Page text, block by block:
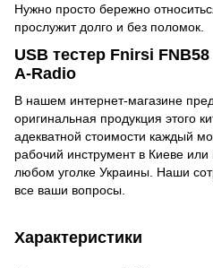
Нужно просто бережно
прослужит долго и без поломок.
USB тестер Fnirsi
A-Radio
В нашем интернет-магазине
оригинальная продукция этого
адекватной стоимости каждый
рабочий инструмент в Киеве или
любом уголке Украины. Наши
все ваши вопросы.
Характеристики